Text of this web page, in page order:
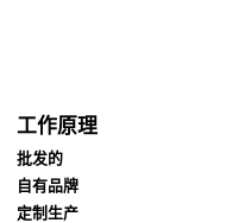
工作原理
批发的
自有品牌
定制生产